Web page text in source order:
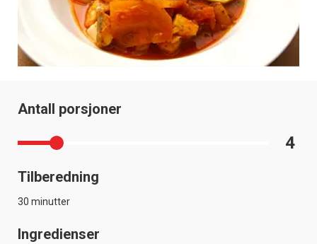
Antall porsjoner
4
Tilberedning
30 minutter
Ingredienser